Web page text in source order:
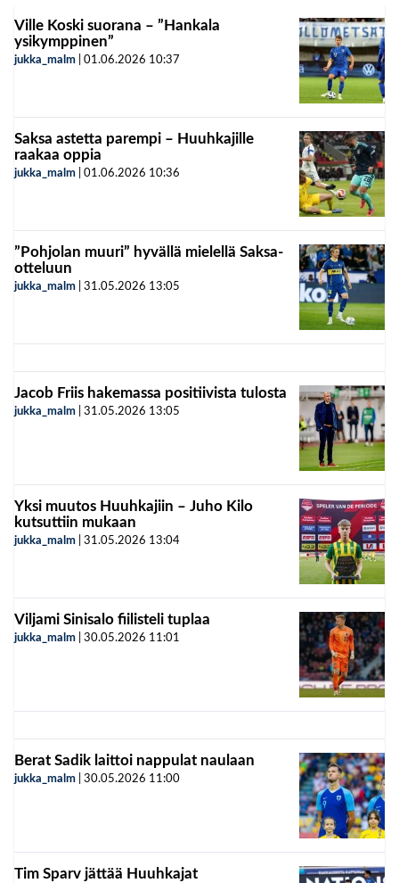
Ville Koski suorana – ”Hankala
ysikymppinen”
jukka_malm 01.06.2026 10:37
Saksa astetta parempi – Huuhkajille
raakaa oppia
jukka_malm 01.06.2026 10:36
”Pohjolan muuri” hyvällä mielellä Saksa-
otteluun
jukka_malm 31.05.2026 13:05
Jacob Friis hakemassa positiivista tulosta
jukka_malm 31.05.2026 13:05
Yksi muutos Huuhkajiin – Juho Kilo
kutsuttiin mukaan
jukka_malm 31.05.2026 13:04
Viljami Sinisalo fiilisteli tuplaa
jukka_malm 30.05.2026 11:01
Berat Sadik laittoi nappulat naulaan
jukka_malm 30.05.2026 11:00
Tim Sparv jättää Huuhkajat